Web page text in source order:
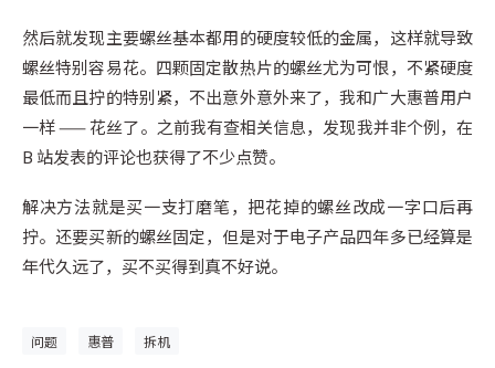
然后就发现主要螺丝基本都用的硬度较低的金属，这样就导致
螺丝特别容易花。四颗固定散热片的螺丝尤为可恨，不紧硬度
最低而且拧的特别紧，不出意外意外来了，我和广大惠普用户
一样 —— 花丝了。之前我有查相关信息，发现我并非个例，在
B 站发表的评论也获得了不少点赞。
解决方法就是买一支打磨笔，把花掉的螺丝改成一字口后再
拧。还要买新的螺丝固定，但是对于电子产品四年多已经算是
年代久远了，买不买得到真不好说。
问题 惠普 拆机